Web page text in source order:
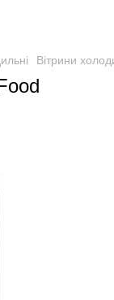
Вітрини